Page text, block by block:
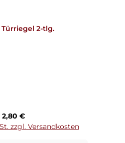
2-tlg.
Regulärer Preis:
2,80 €
zzgl. Versandkosten